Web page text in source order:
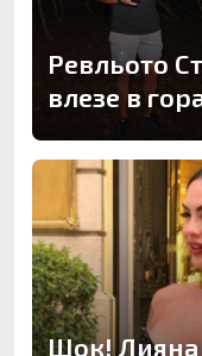
Ревльото
влезе в
Шок! Лияна